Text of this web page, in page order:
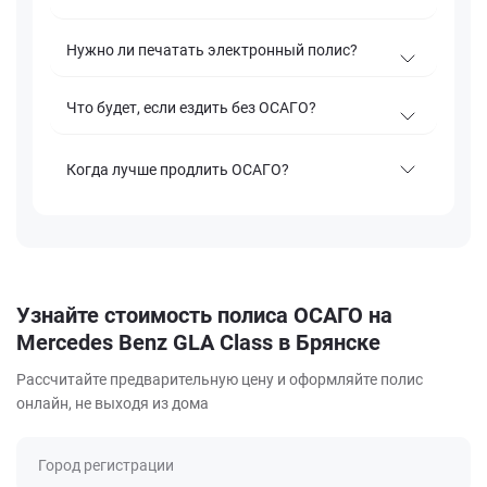
Нужно ли печатать электронный полис?
Что будет, если ездить без ОСАГО?
Когда лучше продлить ОСАГО?
Узнайте стоимость полиса ОСАГО на
Mercedes Benz GLA Class в Брянске
Рассчитайте предварительную цену и оформляйте полис
онлайн, не выходя из дома
Город регистрации